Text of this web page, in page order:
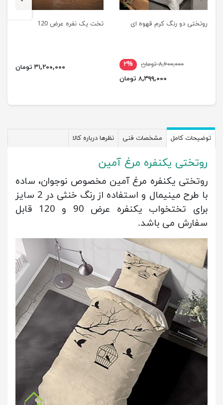
روتختی دو رنگ کرم قهوه ای
۸,۶۰۰,۰۰۰ تومان
۲%
۸,۳۹۹,۰۰۰ تومان
تخت یک نفره عرض 120
۳۱,۲۰۰,۰۰۰ تومان
توضیحات کامل مشخصات فنی نظرها درباره کالا
روتختی یکنفره مرغ آمین
روتختی یکنفره مرغ آمین مخصوص نوجوان، ساده
با طرح مینیمال و استفاده از رنگ خنثی در 2 سایز
برای تختخواب یکنفره عرض 90 و 120 قابل
سفارش می باشد.